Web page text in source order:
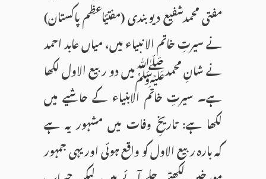
مفتی محمدشفیع دیوبندی (مفتیٔاعظم پاکستان)
نے سیرتِ خاتم الا نبیاء میں، میاں عابد احمد
نے شانِ محمدﷺمیں دو ربیع الاول لکھا
ہے۔ سیرتِ خاتم الابنیاء کے حاشیے میں
لکھا ہے: تاریخِ وفات میں مشہور یہ ہے
کہ بارہ ربیع الاول کو واقع ہوئی اور یہی جمہور